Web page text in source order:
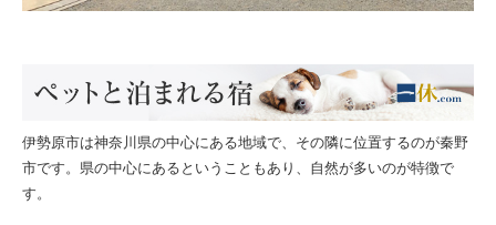
伊勢原市は神奈川県の中心にある地域で、その隣に位置するのが秦野
市です。県の中心にあるということもあり、自然が多いのが特徴で
す。